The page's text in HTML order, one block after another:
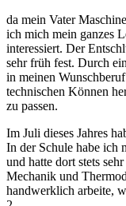
da mein Vater
ich mich mein ganzes
interessiert. Der
sehr früh fest. Durch
in meinen
technischen Können
zu passen.
Im Juli dieses Jahres
In der Schule habe ich
und hatte dort stets
Mechanik und
handwerklich arbeite,